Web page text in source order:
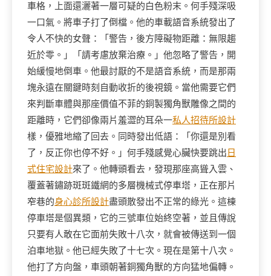
車格，上面還灑著一層可疑的白色粉末。何手殘深吸
一口氣。將車子打了倒檔。他的車載語音系統發出了
令人不快的女聲：「警告，後方障礙物距離：無限趨
近於零。」「請考慮放棄治療。」他忽略了警告，開
始緩慢地倒車。他最討厭的不是語音系統，而是那兩
塊永遠在關鍵時刻自動收折的後視鏡。當他需要它們
來判斷車體與那座價值不菲的銅製獨角獸雕像之間的
距離時，它們卻像兩片羞澀的耳朵一私人招待所設計
樣，優雅地縮了回去。同時發出低語：「你還是別看
了，反正你也停不好。」何手殘感覺心臟快要跳出 日
式住宅設計來了。他轉頭看去，發現那座高聳入雲、
覆蓋著鏽跡斑斑鐵網的多層機械式停車塔，正在那片
窄巷的身心診所設計盡頭散發出不正常的綠光。這棟
停車塔是個異類，它的三號車位始終空著，並且傳說
只要有人敢在它面前失敗十八次，就會被傳送到一個
泊車地獄。他已經失敗了十七次。現在是第十八次。
他打了方向盤，車頭朝著銅獨角獸的方向猛地偏轉。